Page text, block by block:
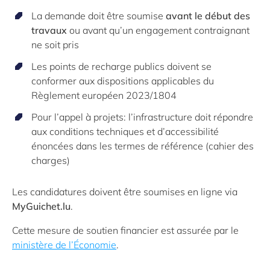
La demande doit être soumise avant le début des
travaux ou avant qu’un engagement contraignant
ne soit pris
Les points de recharge publics doivent se
conformer aux dispositions applicables du
Règlement européen 2023/1804
Pour l’appel à projets: l’infrastructure doit répondre
aux conditions techniques et d’accessibilité
énoncées dans les termes de référence (cahier des
charges)
Les candidatures doivent être soumises en ligne via
MyGuichet.lu.
Cette mesure de soutien financier est assurée par le
ministère de l’Économie.